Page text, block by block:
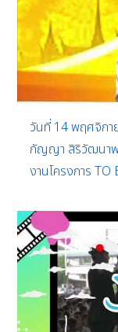
วันที่ 14 พฤศจิก
กัญญา สิริวัฒนาพ
งานโครงการ